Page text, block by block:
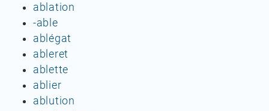
ablation
-able
ablégat
ableret
ablette
ablier
ablution